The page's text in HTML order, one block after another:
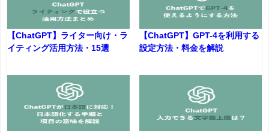
【ChatGPT】ライター向け・ラ
イティング活用方法・15選
【ChatGPT】GPT-4を利用する
設定方法・料金を解説